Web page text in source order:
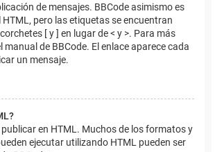
de mensajes. BBCode asimismo es
pero las etiquetas se encuentran
[ y ] en lugar de < y >. Para más
manual de BBCode. El enlace aparece cada
un mensaje.
publicar en HTML. Muchos de los formatos y
ejecutar utilizando HTML pueden ser